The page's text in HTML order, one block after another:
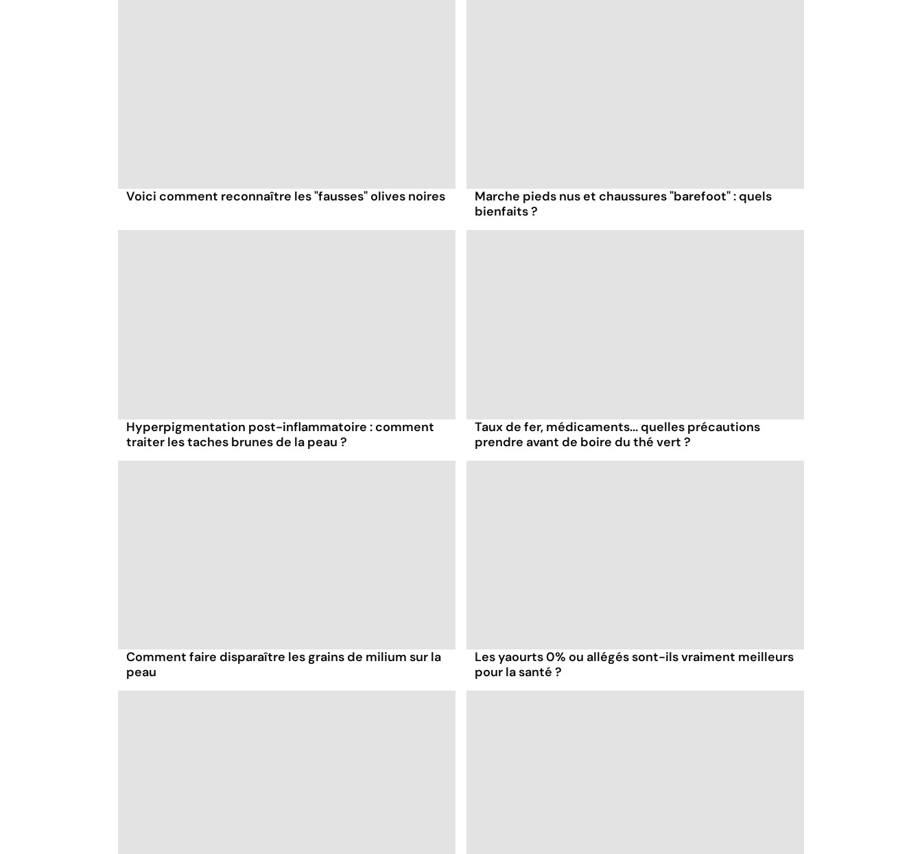
Voici comment reconnaître les "fausses" olives noires
Marche pieds nus et chaussures "barefoot" : quels
bienfaits ?
Hyperpigmentation post-inflammatoire : comment
traiter les taches brunes de la peau ?
Taux de fer, médicaments... quelles précautions
prendre avant de boire du thé vert ?
Comment faire disparaître les grains de milium sur la
peau
Les yaourts 0% ou allégés sont-ils vraiment meilleurs
pour la santé ?